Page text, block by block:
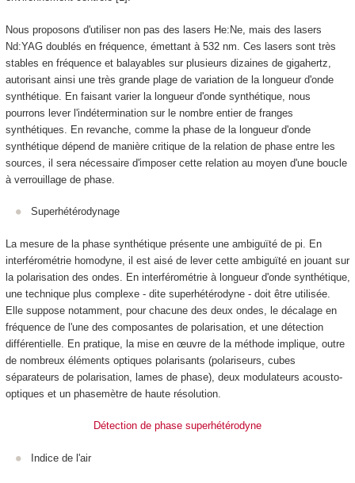
Nous proposons d'utiliser non pas des lasers He:Ne, mais des lasers
Nd:YAG doublés en fréquence, émettant à 532 nm. Ces lasers sont très
stables en fréquence et balayables sur plusieurs dizaines de gigahertz,
autorisant ainsi une très grande plage de variation de la longueur d'onde
synthétique. En faisant varier la longueur d'onde synthétique, nous
pourrons lever l'indétermination sur le nombre entier de franges
synthétiques. En revanche, comme la phase de la longueur d'onde
synthétique dépend de manière critique de la relation de phase entre les
sources, il sera nécessaire d'imposer cette relation au moyen d'une boucle
à verrouillage de phase.
Superhétérodynage
La mesure de la phase synthétique présente une ambiguïté de pi. En
interférométrie homodyne, il est aisé de lever cette ambiguïté en jouant sur
la polarisation des ondes. En interférométrie à longueur d'onde synthétique,
une technique plus complexe - dite superhétérodyne - doit être utilisée.
Elle suppose notamment, pour chacune des deux ondes, le décalage en
fréquence de l'une des composantes de polarisation, et une détection
différentielle. En pratique, la mise en œuvre de la méthode implique, outre
de nombreux éléments optiques polarisants (polariseurs, cubes
séparateurs de polarisation, lames de phase), deux modulateurs acousto-
optiques et un phasemètre de haute résolution.
Détection de phase superhétérodyne
Indice de l'air